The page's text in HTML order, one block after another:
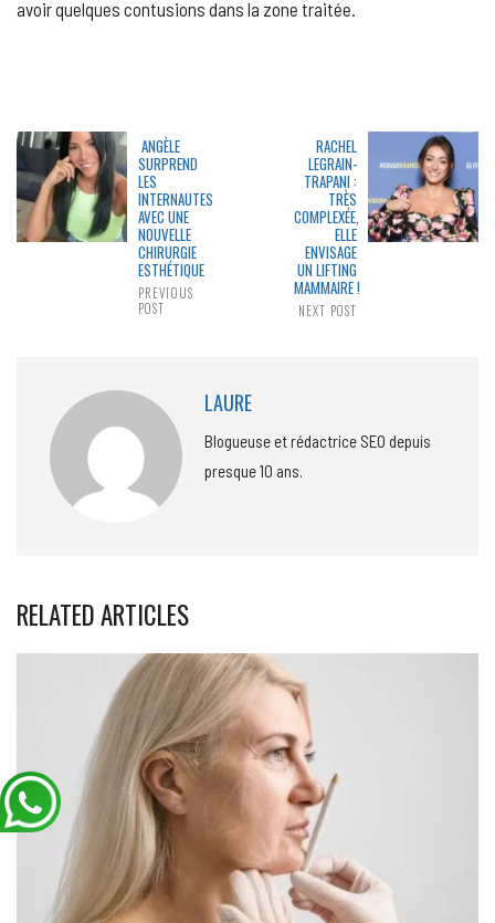
avoir quelques contusions dans la zone traitée.
ANGÈLE
SURPREND
LES
INTERNAUTES
AVEC UNE
NOUVELLE
CHIRURGIE
ESTHÉTIQUE
PREVIOUS
POST
RACHEL
LEGRAIN-
TRAPANI :
TRÈS
COMPLEXÉE,
ELLE
ENVISAGE
UN LIFTING
MAMMAIRE !
NEXT POST
LAURE
Blogueuse et rédactrice SEO depuis
presque 10 ans.
RELATED ARTICLES